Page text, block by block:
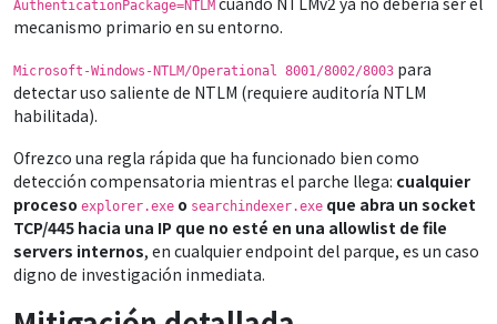
AuthenticationPackage=NTLM
mecanismo primario en su entorno.
Microsoft-Windows-NTLM/Operational 8001/8002/8003 para
detectar uso saliente de NTLM (requiere auditoría NTLM
habilitada).
Ofrezco una regla rápida que ha funcionado bien como
detección compensatoria mientras el parche llega: cualquier
proceso explorer.exe o searchindexer.exe que abra un socket
TCP/445 hacia una IP que no esté en una allowlist de file
servers internos, en cualquier endpoint del parque, es un caso
digno de investigación inmediata.